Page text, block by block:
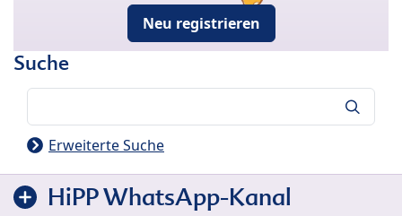
Neu registrieren
Suche
Erweiterte Suche
HiPP WhatsApp-Kanal